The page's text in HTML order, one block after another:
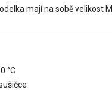
mají na sobě velikost M
°C